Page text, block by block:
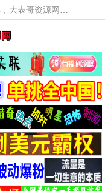
本网站提供资源工具下载，大老表资源工具，大表哥资源网软件工具，大老表资源下载，活动线报福利资源分享,活动线报，大型网游经典游戏，网络热门技术游戏辅助交流与分享。